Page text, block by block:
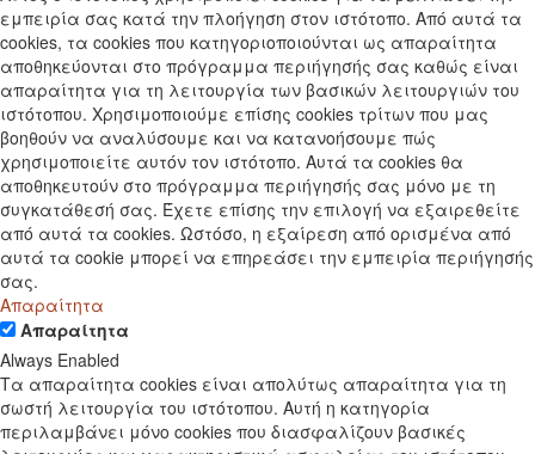
εμπειρία σας κατά την πλοήγηση στον ιστότοπο. Από αυτά τα
cookies, τα cookies που κατηγοριοποιούνται ως απαραίτητα
αποθηκεύονται στο πρόγραμμα περιήγησής σας καθώς είναι
απαραίτητα για τη λειτουργία των βασικών λειτουργιών του
ιστότοπου. Χρησιμοποιούμε επίσης cookies τρίτων που μας
βοηθούν να αναλύσουμε και να κατανοήσουμε πώς
χρησιμοποιείτε αυτόν τον ιστότοπο. Αυτά τα cookies θα
αποθηκευτούν στο πρόγραμμα περιήγησής σας μόνο με τη
συγκατάθεσή σας. Έχετε επίσης την επιλογή να εξαιρεθείτε
από αυτά τα cookies. Ωστόσο, η εξαίρεση από ορισμένα από
αυτά τα cookie μπορεί να επηρεάσει την εμπειρία περιήγησής
σας.
Απαραίτητα
Απαραίτητα
Always Enabled
Τα απαραίτητα cookies είναι απολύτως απαραίτητα για τη
σωστή λειτουργία του ιστότοπου. Αυτή η κατηγορία
περιλαμβάνει μόνο cookies που διασφαλίζουν βασικές